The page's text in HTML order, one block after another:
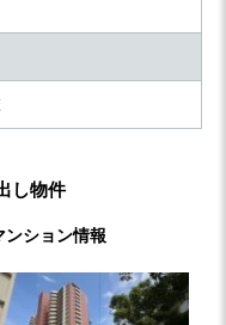
し物件
ション情報